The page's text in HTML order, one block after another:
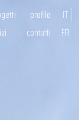
profilo
contatti
IT
FR